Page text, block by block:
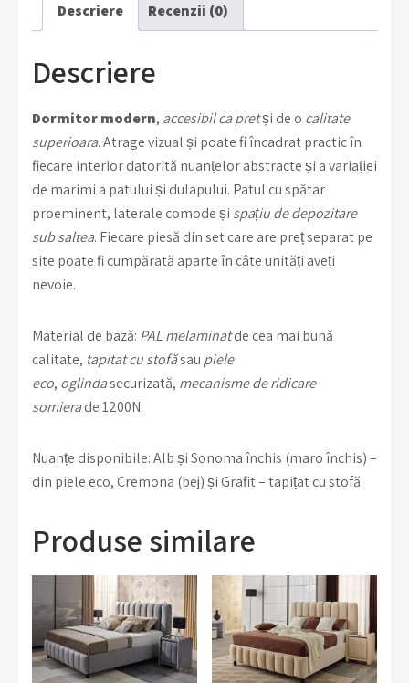
Descriere Recenzii (0)
Descriere
Dormitor modern, accesibil ca pretși de o calitate
superioara. Atrage vizual și poate fi încadrat practic în
fiecare interior datorită nuanțelor abstracte și a variației
de marimi a patului și dulapului. Patul cu spătar
proeminent, laterale comode și spațiu de depozitare
sub saltea. Fiecare piesă din set care are preț separat pe
site poate fi cumpărată aparte în câte unități aveți
nevoie.
Material de bază: PAL melaminatde cea mai bună
calitate, tapitat cu stofăsau piele
eco, oglindasecurizată, mecanisme de ridicare
somierade 1200N.
Nuanțe disponibile: Alb și Sonoma închis (maro închis) –
din piele eco, Cremona (bej) și Grafit – tapițat cu stofă.
Produse similare